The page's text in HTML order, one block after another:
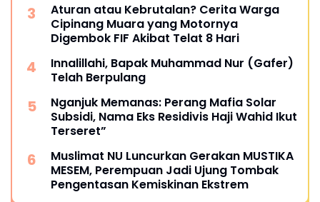
Aturan atau Kebrutalan? Cerita Warga
Cipinang Muara yang Motornya
Digembok FIF Akibat Telat 8 Hari
Innalillahi, Bapak Muhammad Nur (Gafer)
Telah Berpulang
Nganjuk Memanas: Perang Mafia Solar
Subsidi, Nama Eks Residivis Haji Wahid Ikut
Terseret”
Muslimat NU Luncurkan Gerakan MUSTIKA
MESEM, Perempuan Jadi Ujung Tombak
Pengentasan Kemiskinan Ekstrem